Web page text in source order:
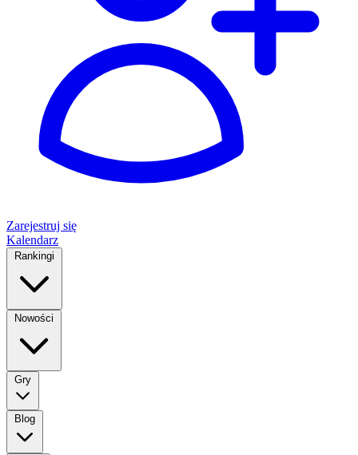
Zarejestruj się
Kalendarz
Rankingi
Nowości
Gry
Blog